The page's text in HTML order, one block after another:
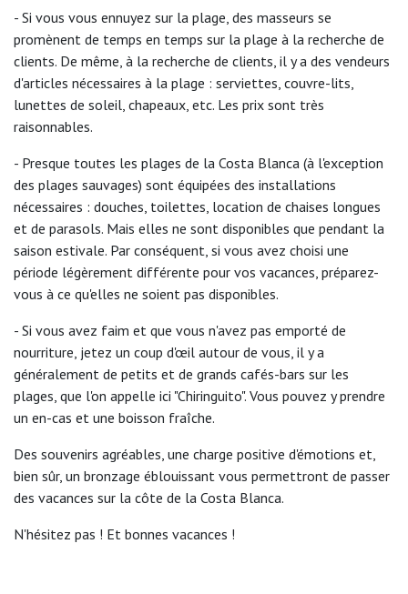
- Si vous vous ennuyez sur la plage, des masseurs se
promènent de temps en temps sur la plage à la recherche de
clients. De même, à la recherche de clients, il y a des vendeurs
d'articles nécessaires à la plage : serviettes, couvre-lits,
lunettes de soleil, chapeaux, etc. Les prix sont très
raisonnables.
- Presque toutes les plages de la Costa Blanca (à l'exception
des plages sauvages) sont équipées des installations
nécessaires : douches, toilettes, location de chaises longues
et de parasols. Mais elles ne sont disponibles que pendant la
saison estivale. Par conséquent, si vous avez choisi une
période légèrement différente pour vos vacances, préparez-
vous à ce qu'elles ne soient pas disponibles.
- Si vous avez faim et que vous n'avez pas emporté de
nourriture, jetez un coup d'œil autour de vous, il y a
généralement de petits et de grands cafés-bars sur les
plages, que l'on appelle ici "Chiringuito". Vous pouvez y prendre
un en-cas et une boisson fraîche.
Des souvenirs agréables, une charge positive d'émotions et,
bien sûr, un bronzage éblouissant vous permettront de passer
des vacances sur la côte de la Costa Blanca.
N'hésitez pas ! Et bonnes vacances !